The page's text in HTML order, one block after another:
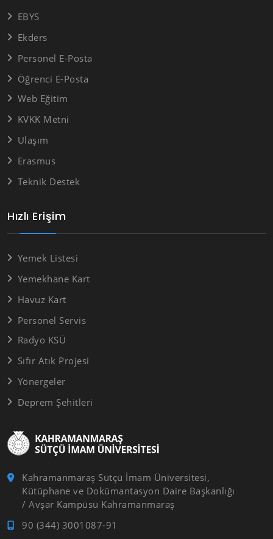
Kahramanmaraş Sütçü İmam Üniversitesi,
Kütüphane ve Dokümantasyon Daire Başkanlığı
/ Avşar Kampüsü Kahramanmaraş
90 (344) 3001087-91
Hızlı Erişim
Yemek Listesi
Yemekhane Kart
Havuz Kart
Personel Servis
Radyo KSÜ
Sıfır Atık Projesi
Yönergeler
Deprem Şehitleri
EBYS
Ekders
Personel E-Posta
Öğrenci E-Posta
Web Eğitim
KVKK Metni
Ulaşım
Erasmus
Teknik Destek